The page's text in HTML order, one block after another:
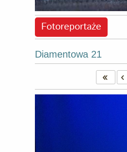
Fotoreportaże
Diamentowa 21